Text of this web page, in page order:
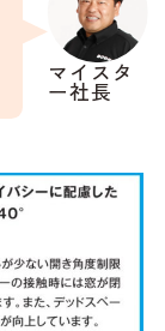
マイスタ
ー社長